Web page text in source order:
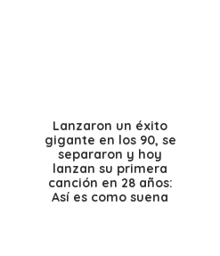
Lanzaron un éxito
gigante en los 90, se
separaron y hoy
lanzan su primera
canción en 28 años:
Así es como suena